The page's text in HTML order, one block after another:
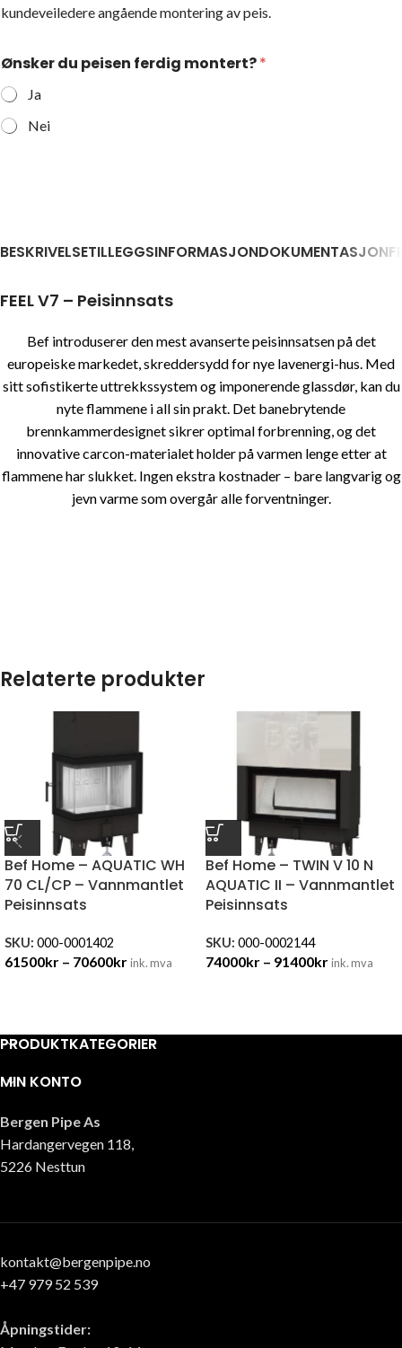
kundeveiledere angående montering av peis.
Ønsker du peisen ferdig montert?*
Ja
Nei
BESKRIVELSETILLEGGSINFORMASJONDOKUMENTASJON
FEEL V7 – Peisinnsats
Bef introduserer den mest avanserte peisinnsatsen på det
europeiske markedet, skreddersydd for nye lavenergi-hus. Med
sitt sofistikerte uttrekkssystem og imponerende glassdør, kan du
nyte flammene i all sin prakt. Det banebrytende
brennkammerdesignet sikrer optimal forbrenning, og det
innovative carcon-materialet holder på varmen lenge etter at
flammene har slukket. Ingen ekstra kostnader – bare langvarig og
jevn varme som overgår alle forventninger.
Relaterte produkter
Bef Home – AQUATIC WH
70 CL/CP – Vannmantlet
Peisinnsats
SKU: 000-0001402
61500kr – 70600krink. mva
Bef Home – TWIN V 10 N
AQUATIC II – Vannmantlet
Peisinnsats
SKU: 000-0002144
74000kr – 91400krink. mva
PRODUKTKATEGORIER
MIN KONTO
Bergen Pipe As
Hardangervegen 118,
5226 Nesttun
kontakt@bergenpipe.no
+47 979 52 539
Åpningstider: